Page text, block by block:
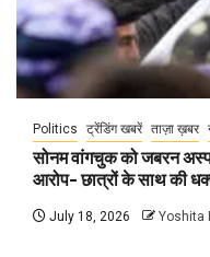
Politics ट्रेंडिंग खबरें ताज़ा ख़बर
सोनम वांगचुक को जबरन
आरोप- छात्रों के साथ की
July 18, 2026 Yoshita